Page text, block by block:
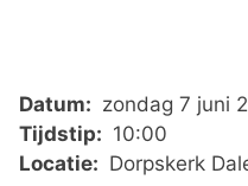
Datum: zondag 7 juni
Tijdstip: 10:00
Locatie: Dorpskerk